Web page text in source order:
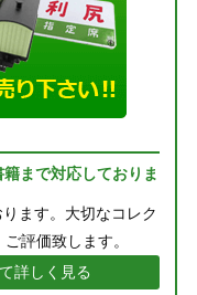
まで対応しておりま
ます。大切なコレク
評価致します。
詳しく見る